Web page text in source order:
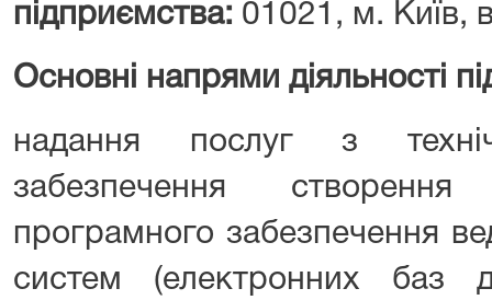
підприємства: 01021, м. Київ,
Основні напрями діяльності
надання послуг з
забезпечення
програмного забезпечення
систем (електронних баз